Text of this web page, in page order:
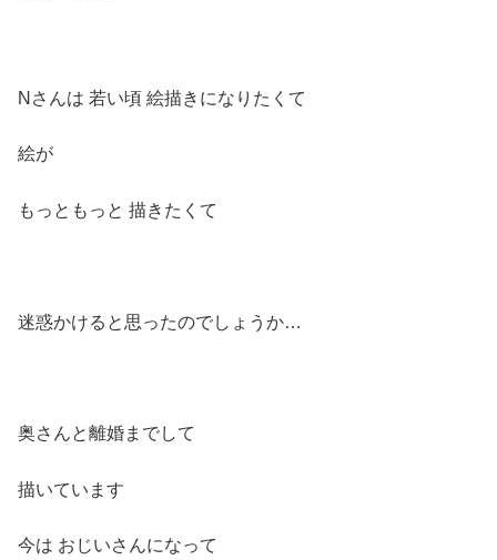
Nさんは 若い頃 絵描きになりたくて
絵が
もっともっと 描きたくて
迷惑かけると思ったのでしょうか…
奥さんと離婚までして
描いています
今は おじいさんになって